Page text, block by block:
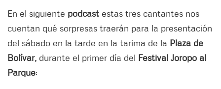
En el siguiente podcast estas tres cantantes nos
cuentan qué sorpresas traerán para la presentación
del sábado en la tarde en la tarima de la Plaza de
Bolívar, durante el primer día del Festival Joropo al
Parque: